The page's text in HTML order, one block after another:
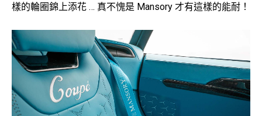
樣的輪圈錦上添花 … 真不愧是 Mansory 才有這樣的能耐！